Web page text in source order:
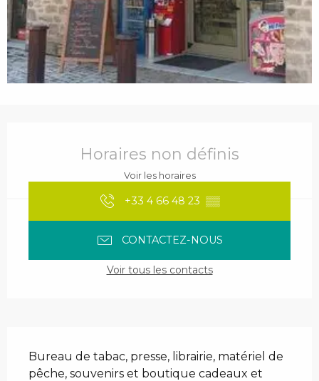
Horaires non définis
Voir les horaires
+33 4 66 48 23 ▒▒
CONTACTEZ-NOUS
Voir tous les contacts
Bureau de tabac, presse, librairie, matériel de
pêche, souvenirs et boutique cadeaux et